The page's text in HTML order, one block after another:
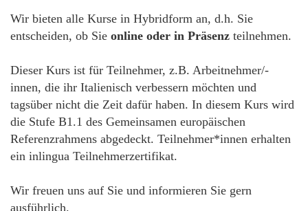
Wir bieten alle Kurse in Hybridform an, d.h. Sie
entscheiden, ob Sie online oder in Präsenz teilnehmen.
Dieser Kurs ist für Teilnehmer, z.B. Arbeitnehmer/-
innen, die ihr Italienisch verbessern möchten und
tagsüber nicht die Zeit dafür haben. In diesem Kurs wird
die Stufe B1.1 des Gemeinsamen europäischen
Referenzrahmens abgedeckt. Teilnehmer*innen erhalten
ein inlingua Teilnehmerzertifikat.
Wir freuen uns auf Sie und informieren Sie gern
ausführlich.